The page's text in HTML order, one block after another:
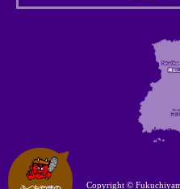
Copyright ©